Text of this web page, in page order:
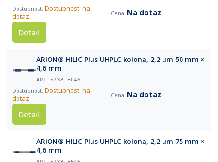
Dostupnost: na
dotaz
Na dotaz
Detail
ARION® HILIC Plus UHPLC kolona, 2,2 µm 50 mm ×
4,6 mm
ARI-5738-EG46
Dostupnost: na
dotaz
Na dotaz
Detail
ARION® HILIC Plus UHPLC kolona, 2,2 µm 75 mm ×
4,6 mm